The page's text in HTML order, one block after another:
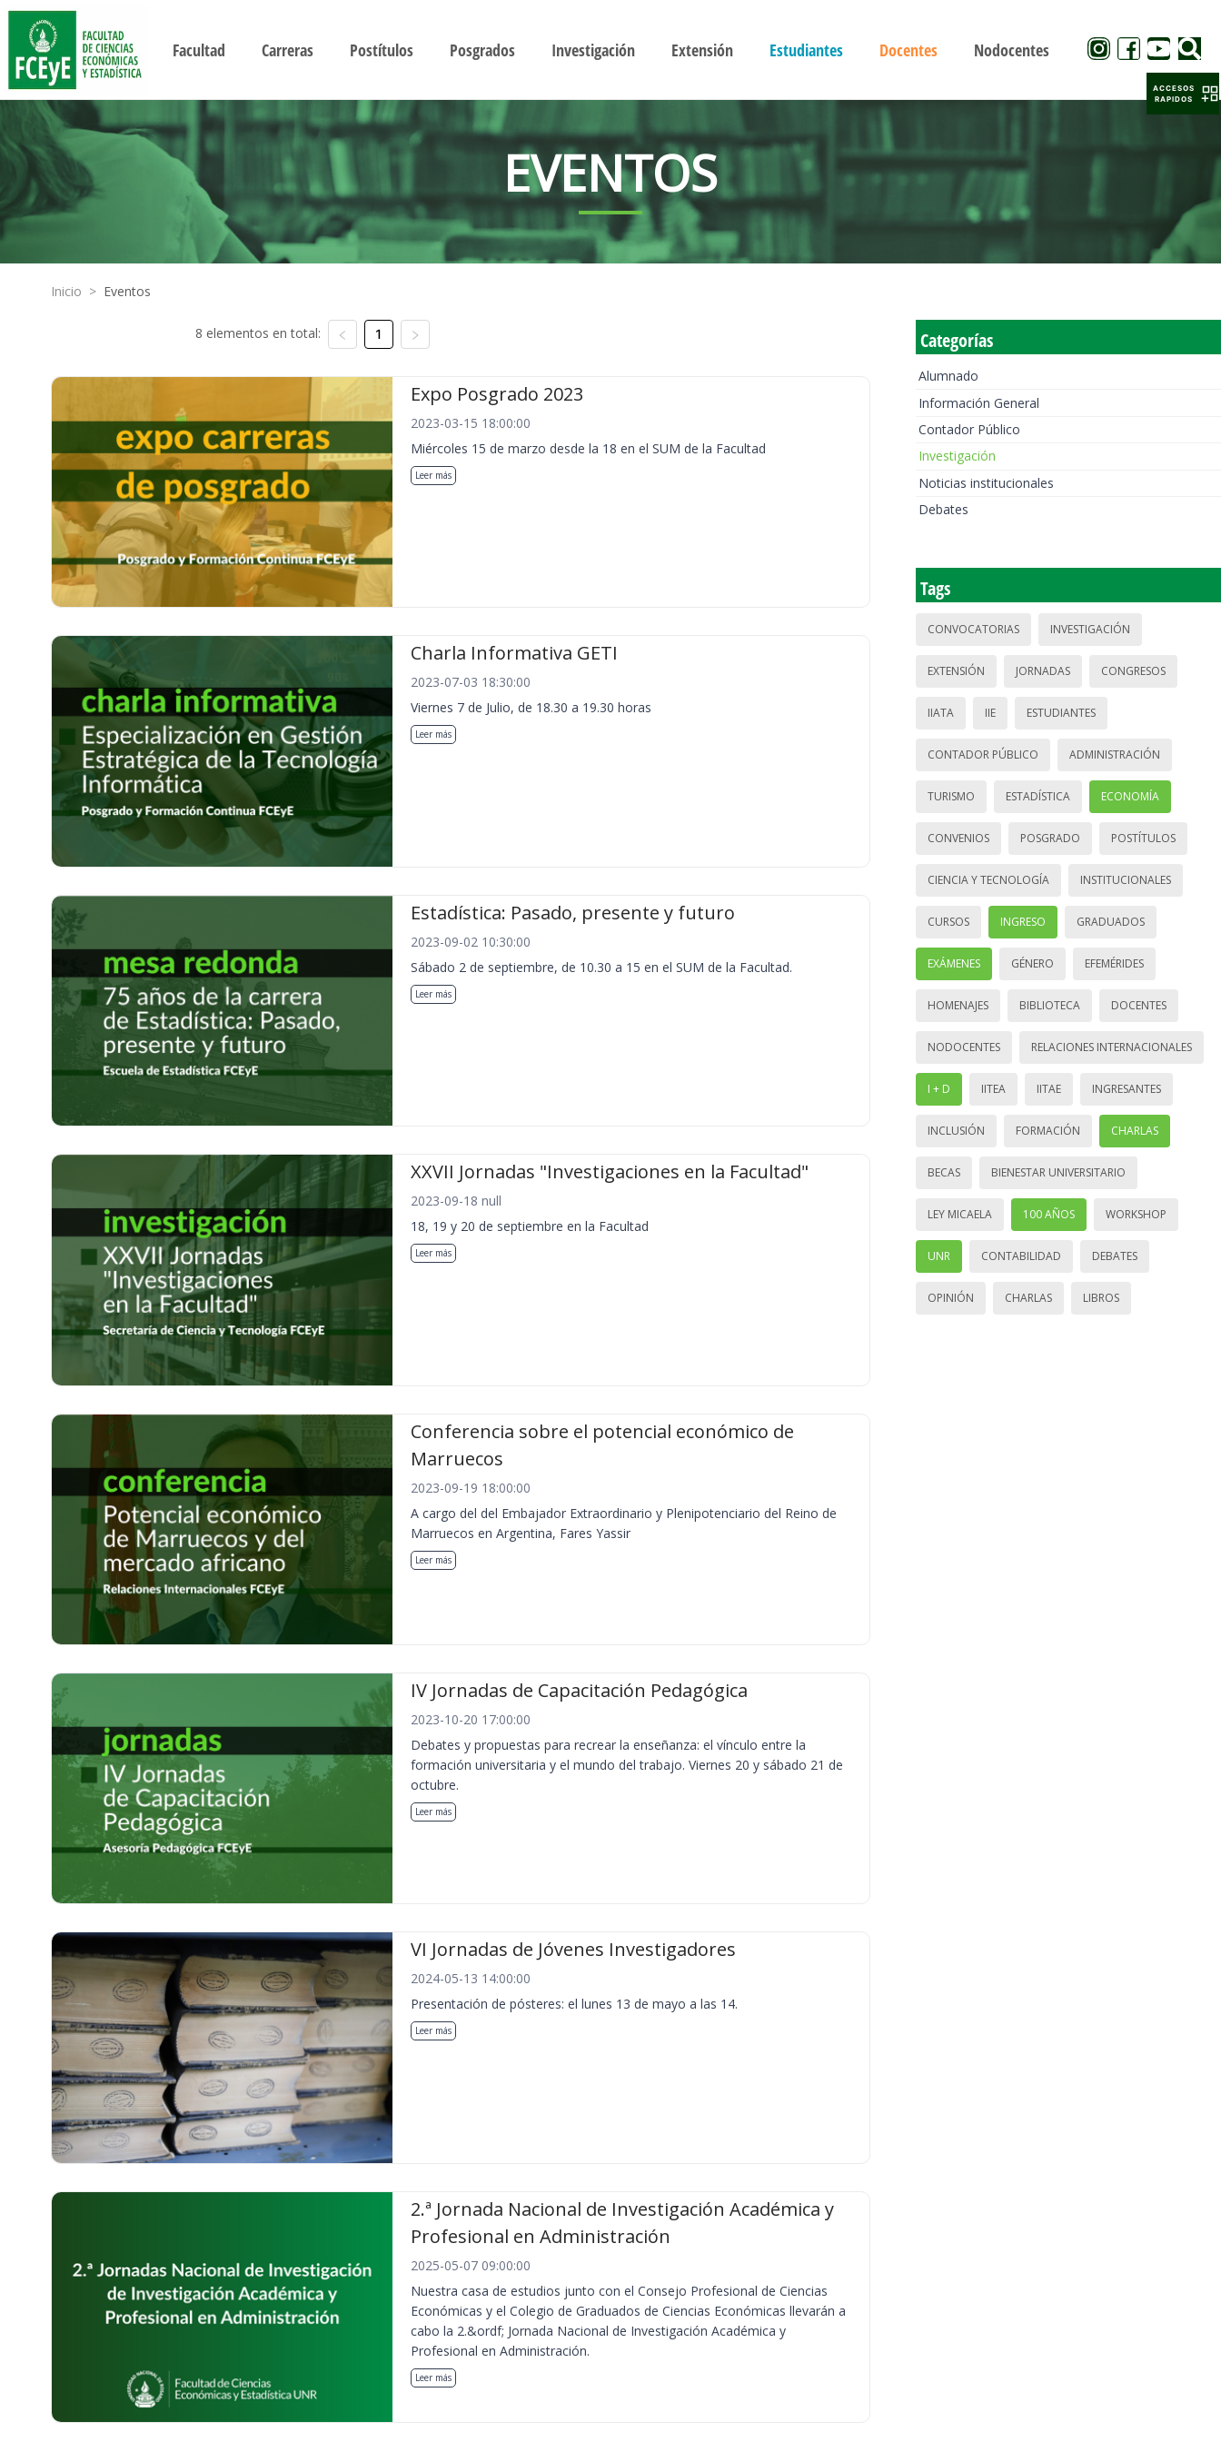
Facultad Carreras Postítulos Posgrados Investigación Extensión Estudiantes Docentes Nodocentes
EVENTOS
Inicio > Eventos
8 elementos en total: 1
Expo Posgrado 2023
2023-03-15 18:00:00
Miércoles 15 de marzo desde la 18 en el SUM de la Facultad
Leer más
Charla Informativa GETI
2023-07-03 18:30:00
Viernes 7 de Julio, de 18.30 a 19.30 horas
Leer más
Estadística: Pasado, presente y futuro
2023-09-02 10:30:00
Sábado 2 de septiembre, de 10.30 a 15 en el SUM de la Facultad.
Leer más
XXVII Jornadas "Investigaciones en la Facultad"
2023-09-18 null
18, 19 y 20 de septiembre en la Facultad
Leer más
Conferencia sobre el potencial económico de
Marruecos
2023-09-19 18:00:00
A cargo del del Embajador Extraordinario y Plenipotenciario del Reino de
Marruecos en Argentina, Fares Yassir
Leer más
IV Jornadas de Capacitación Pedagógica
2023-10-20 17:00:00
Debates y propuestas para recrear la enseñanza: el vínculo entre la
formación universitaria y el mundo del trabajo. Viernes 20 y sábado 21 de
octubre.
Leer más
VI Jornadas de Jóvenes Investigadores
2024-05-13 14:00:00
Presentación de pósteres: el lunes 13 de mayo a las 14.
Leer más
2.ª Jornada Nacional de Investigación Académica y
Profesional en Administración
2025-05-07 09:00:00
Nuestra casa de estudios junto con el Consejo Profesional de Ciencias
Económicas y el Colegio de Graduados de Ciencias Económicas llevarán a
cabo la 2.&ordf; Jornada Nacional de Investigación Académica y
Profesional en Administración.
Leer más
Categorías
Alumnado
Información General
Contador Público
Investigación
Noticias institucionales
Debates
Tags
CONVOCATORIAS INVESTIGACIÓN
EXTENSIÓN JORNADAS CONGRESOS
IIATA IIE ESTUDIANTES
CONTADOR PÚBLICO ADMINISTRACIÓN
TURISMO ESTADÍSTICA ECONOMÍA
CONVENIOS POSGRADO POSTÍTULOS
CIENCIA Y TECNOLOGÍA INSTITUCIONALES
CURSOS INGRESO GRADUADOS
EXÁMENES GÉNERO EFEMÉRIDES
HOMENAJES BIBLIOTECA DOCENTES
NODOCENTES RELACIONES INTERNACIONALES
I + D IITEA IITAE INGRESANTES
INCLUSIÓN FORMACIÓN CHARLAS
BECAS BIENESTAR UNIVERSITARIO
LEY MICAELA 100 AÑOS WORKSHOP
UNR CONTABILIDAD DEBATES
OPINIÓN CHARLAS LIBROS
ACCESOS
RAPIDOS